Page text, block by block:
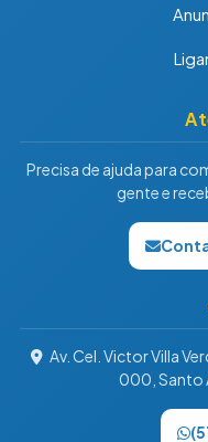
Precisa de ajuda para
gente e
Av. Cel. Victor Villa
000, Santo